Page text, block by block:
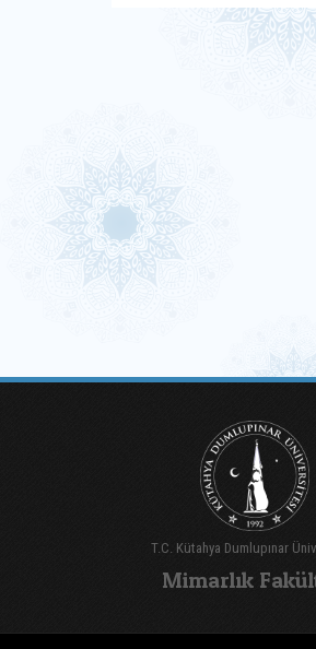
T.C. Kütahya Dumlupınar
Mimarlık